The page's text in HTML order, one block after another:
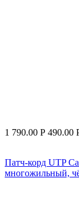
1 790.00 Р 490.00
Патч-корд UTP
многожильный,